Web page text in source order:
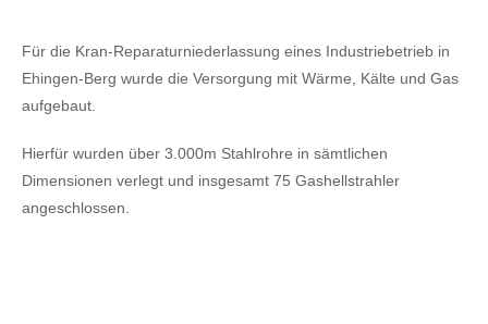
Für die Kran-Reparaturniederlassung eines Industriebetrieb in
Ehingen-Berg wurde die Versorgung mit Wärme, Kälte und Gas
aufgebaut.
Hierfür wurden über 3.000m Stahlrohre in sämtlichen
Dimensionen verlegt und insgesamt 75 Gashellstrahler
angeschlossen.